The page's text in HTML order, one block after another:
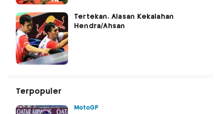
Tertekan, Alasan Kekalahan
Hendra/Ahsan
Terpopuler
MotoGP